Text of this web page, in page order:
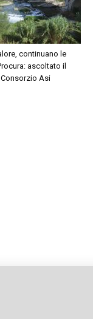
continuano le
ascoltato il
Asi